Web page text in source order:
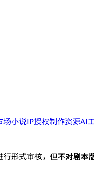
场小说IP授权制作资源AI
行形式审核，但不对剧本